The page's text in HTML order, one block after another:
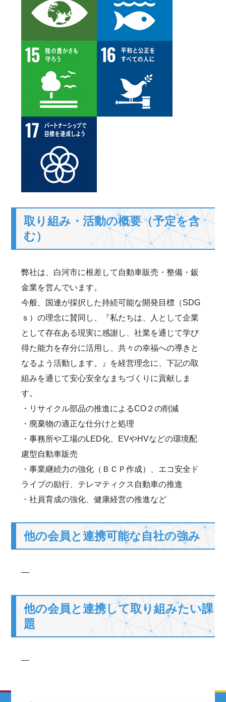
取り組み・活動の概要（予定を含
む）
弊社は、白河市に根差して自動車販売・整備・鈑
金業を営んでいます。
今般、国連が採択した持続可能な開発目標（SDG
ｓ）の理念に賛同し、『私たちは、人として企業
として存在ある現実に感謝し、社業を通じて学び
得た能力を存分に活用し、共々の幸福への導きと
なるよう活動します。』を経営理念に、下記の取
組みを通じて安心安全なまちづくりに貢献しま
す。
・リサイクル部品の推進によるCO２の削減
・廃棄物の適正な仕分けと処理
・事務所や工場のLED化、EVやHVなどの環境配
慮型自動車販売
・事業継続力の強化（ＢＣＰ作成）、エコ安全ド
ライブの励行、テレマティクス自動車の推進
・社員育成の強化、健康経営の推進など
他の会員と連携可能な自社の強み
―
他の会員と連携して取り組みたい課
題
―